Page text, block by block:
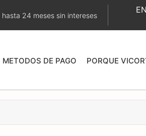
24 meses sin intereses
METODOS DE PAGO PORQUE